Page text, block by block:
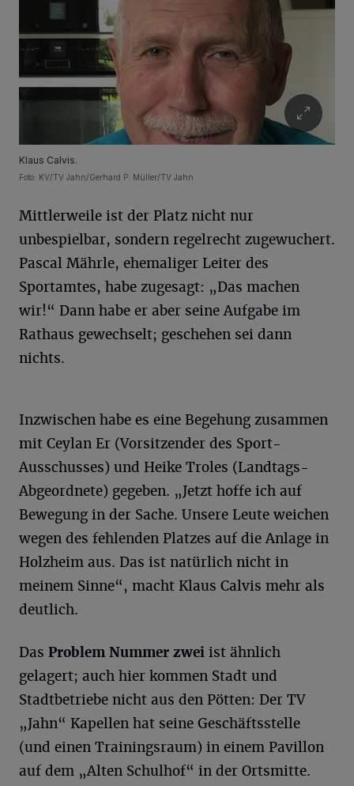
Klaus Calvis.
Foto: KV/TV Jahn/Gerhard P. Müller/TV Jahn
Mittlerweile ist der Platz nicht nur
unbespielbar, sondern regelrecht zugewuchert.
Pascal Mährle, ehemaliger Leiter des
Sportamtes, habe zugesagt: „Das machen
wir!“ Dann habe er aber seine Aufgabe im
Rathaus gewechselt; geschehen sei dann
nichts.
Inzwischen habe es eine Begehung zusammen
mit Ceylan Er (Vorsitzender des Sport-
Ausschusses) und Heike Troles (Landtags-
Abgeordnete) gegeben. „Jetzt hoffe ich auf
Bewegung in der Sache. Unsere Leute weichen
wegen des fehlenden Platzes auf die Anlage in
Holzheim aus. Das ist natürlich nicht in
meinem Sinne“, macht Klaus Calvis mehr als
deutlich.
Das Problem Nummer zwei ist ähnlich
gelagert; auch hier kommen Stadt und
Stadtbetriebe nicht aus den Pötten: Der TV
„Jahn“ Kapellen hat seine Geschäftsstelle
(und einen Trainingsraum) in einem Pavillon
auf dem „Alten Schulhof“ in der Ortsmitte.